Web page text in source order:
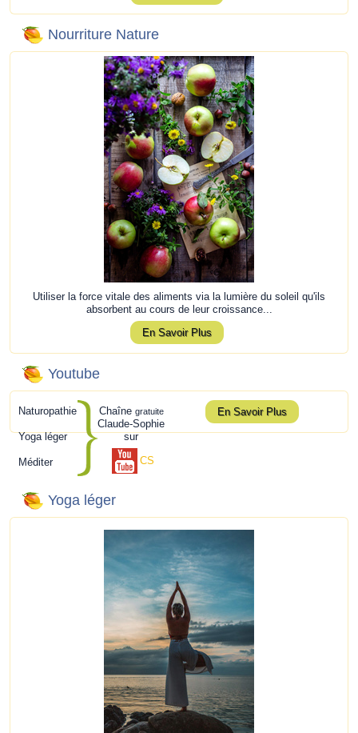
Nourriture Nature
Utiliser la force vitale des aliments via la lumière du soleil qu'ils
absorbent au cours de leur croissance...
En Savoir Plus
Youtube
Naturopathie
Yoga léger
Méditer
Chaîne gratuite
Claude-Sophie
sur
CS
En Savoir Plus
Yoga léger